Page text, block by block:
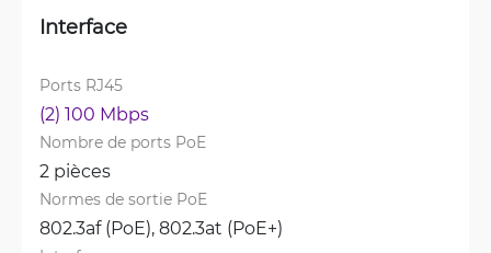
Interface
Ports RJ45
(2) 100 Mbps
Nombre de ports PoE
2 pièces
Normes de sortie PoE
802.3af (PoE), 802.3at (PoE+)